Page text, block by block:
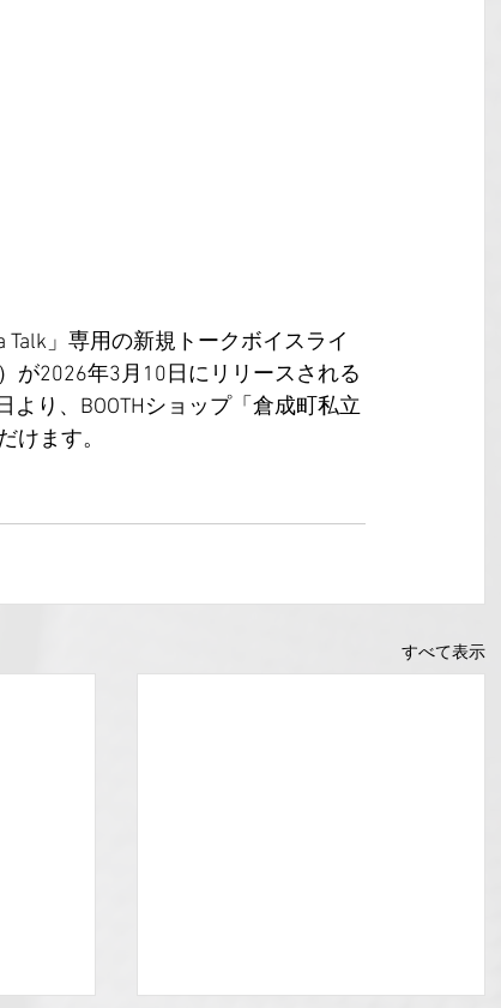
」専用の新規トークボイスライ
が2026年3月10日にリリースされる
り、BOOTHショップ「倉成町私立
けます。
すべて表示